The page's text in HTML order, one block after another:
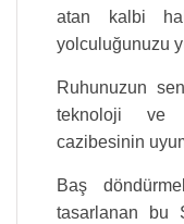
atan kalbi
yolculuğunuzu
Ruhunuzun
teknoloji ve
cazibesinin
Baş
tasarlanan bu